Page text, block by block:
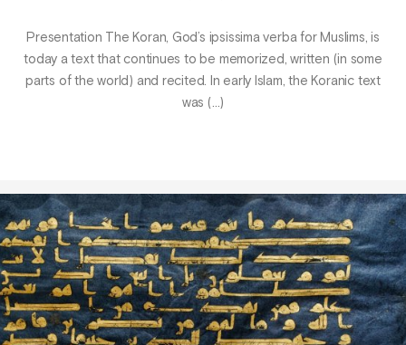
Presentation The Koran, God’s ipsissima verba for Muslims, is
today a text that continues to be memorized, written (in some
parts of the world) and recited. In early Islam, the Koranic text
was (…)